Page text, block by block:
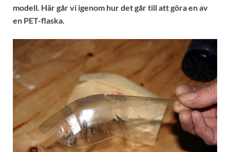
modell. Här går vi igenom hur det går till att göra en av
en PET-flaska.